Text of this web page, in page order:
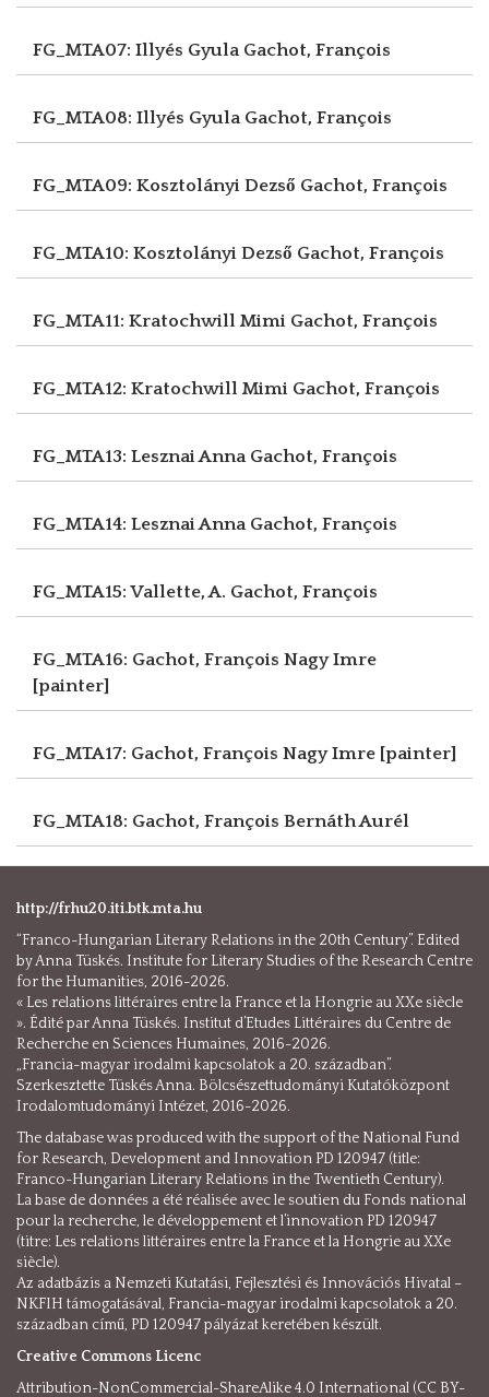
FG_MTA07: Illyés Gyula Gachot, François
FG_MTA08: Illyés Gyula Gachot, François
FG_MTA09: Kosztolányi Dezső Gachot, François
FG_MTA10: Kosztolányi Dezső Gachot, François
FG_MTA11: Kratochwill Mimi Gachot, François
FG_MTA12: Kratochwill Mimi Gachot, François
FG_MTA13: Lesznai Anna Gachot, François
FG_MTA14: Lesznai Anna Gachot, François
FG_MTA15: Vallette, A. Gachot, François
FG_MTA16: Gachot, François Nagy Imre
[painter]
FG_MTA17: Gachot, François Nagy Imre [painter]
FG_MTA18: Gachot, François Bernáth Aurél
http://frhu20.iti.btk.mta.hu
“Franco-Hungarian Literary Relations in the 20th Century”. Edited
by Anna Tüskés. Institute for Literary Studies of the Research Centre
for the Humanities, 2016-2026.
« Les relations littéraires entre la France et la Hongrie au XXe siècle
». Édité par Anna Tüskés. Institut d’Etudes Littéraires du Centre de
Recherche en Sciences Humaines, 2016-2026.
„Francia-magyar irodalmi kapcsolatok a 20. században”.
Szerkesztette Tüskés Anna. Bölcsészettudományi Kutatóközpont
Irodalomtudományi Intézet, 2016-2026.
The database was produced with the support of the National Fund
for Research, Development and Innovation PD 120947 (title:
Franco-Hungarian Literary Relations in the Twentieth Century).
La base de données a été réalisée avec le soutien du Fonds national
pour la recherche, le développement et l’innovation PD 120947
(titre: Les relations littéraires entre la France et la Hongrie au XXe
siècle).
Az adatbázis a Nemzeti Kutatási, Fejlesztési és Innovációs Hivatal –
NKFIH támogatásával, Francia-magyar irodalmi kapcsolatok a 20.
században című, PD 120947 pályázat keretében készült.
Creative Commons Licenc
Attribution-NonCommercial-ShareAlike 4.0 International (CC BY-